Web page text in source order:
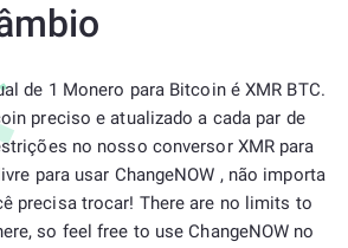
de 1 Monero para Bitcoin é XMR BTC.
preciso e atualizado a cada par de
no nosso conversor XMR para
para usar ChangeNOW , não importa
precisa trocar! There are no limits to
so feel free to use ChangeNOW no